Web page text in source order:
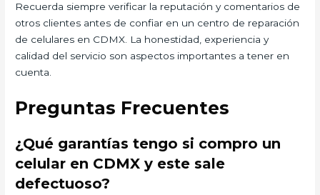
Recuerda siempre verificar la reputación y comentarios de
otros clientes antes de confiar en un centro de reparación
de celulares en CDMX. La honestidad, experiencia y
calidad del servicio son aspectos importantes a tener en
cuenta.
Preguntas Frecuentes
¿Qué garantías tengo si compro un
celular en CDMX y este sale
defectuoso?